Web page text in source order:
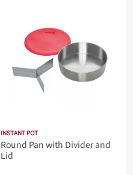
INSTANT POT
Round Pan with Divider and
Lid